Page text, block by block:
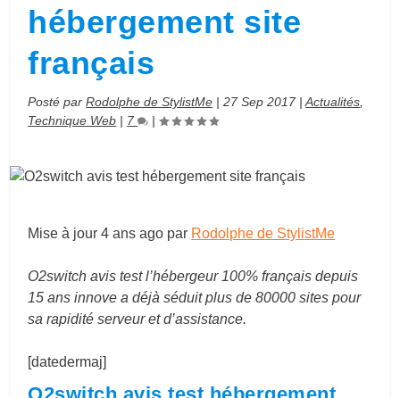
hébergement site
français
Posté parRodolphe de StylistMe |27 Sep 2017|Actualités
Technique Web | 7 |
Mise à jour4 ans ago par Rodolphe de StylistMe
O2switch avis test l’hébergeur 100% français depuis
15 ans innove a déjà séduit plus de 80000 sites pour
sa rapidité serveur et d’assistance.
[datedermaj]